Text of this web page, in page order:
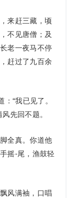
来赶三藏，顷
不见唐僧；及
老一夜马不停
赶过了九百余
“我已见了。
先回不题。
全真。你道他
摇-尾，渔鼓轻
风满袖，口唱